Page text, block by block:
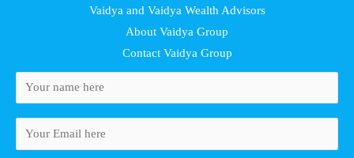
Vaidya and Vaidya Wealth Advisors
About Vaidya Group
Contact Vaidya Group